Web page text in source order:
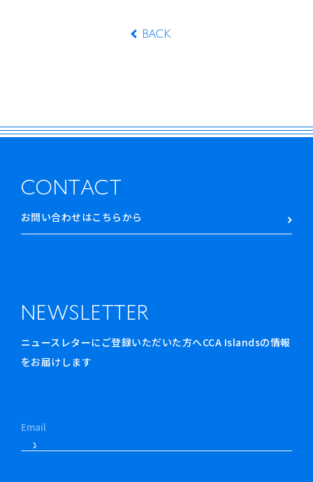
BACK
CONTACT
お問い合わせはこちらから
NEWSLETTER
ニュースレターにご登録いただいた方へCCA Islandsの情報
をお届けします